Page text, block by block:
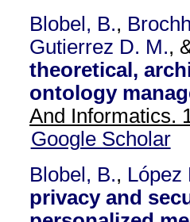
Blobel, B.,
Gutierrez D. M.,
theoretical,
ontology
And Informatics.
Google Scholar
Blobel, B., López
privacy and